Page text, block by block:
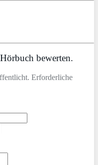
bewerten.
Erforderliche